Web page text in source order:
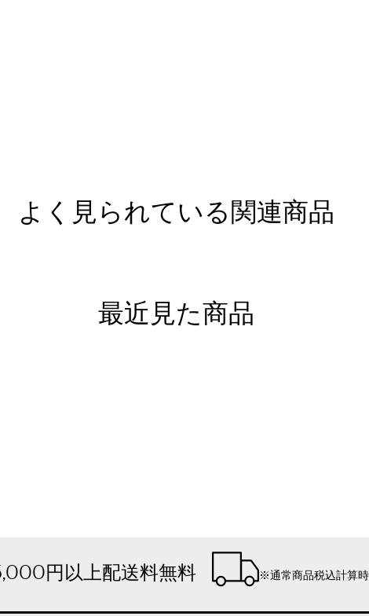
よく見られている関連商品
最近見た商品
円以上配送料無料 ※通常商品税込計算時